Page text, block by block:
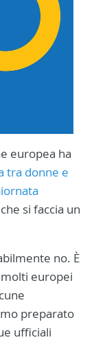
europea ha
tra donne e
si faccia un
no. È
europei
preparato
ufficiali